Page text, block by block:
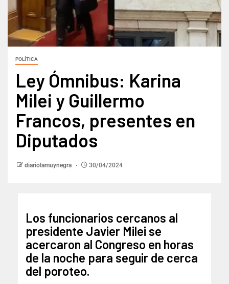
POLÍTICA
Ley Ómnibus: Karina
Milei y Guillermo
Francos, presentes en
Diputados
diariolamuynegra 30/04/2024
Los funcionarios cercanos al
presidente Javier Milei se
acercaron al Congreso en horas
de la noche para seguir de cerca
del poroteo.